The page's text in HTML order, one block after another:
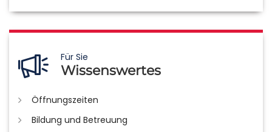
Für Sie
Wissenswertes
Öffnungszeiten
Bildung und Betreuung